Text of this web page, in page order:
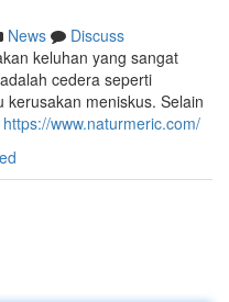
News
Discuss
keluhan yang sangat
cedera seperti
meniskus. Selain
https://www.naturmeric.com/